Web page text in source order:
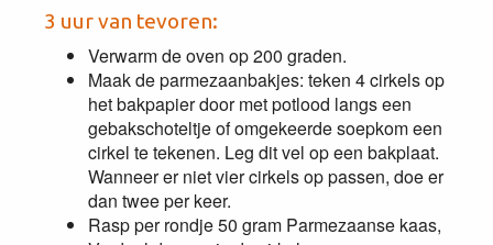
3 uur van tevoren:
Verwarm de oven op 200 graden.
Maak de parmezaanbakjes: teken 4 cirkels op
het bakpapier door met potlood langs een
gebakschoteltje of omgekeerde soepkom een
cirkel te tekenen. Leg dit vel op een bakplaat.
Wanneer er niet vier cirkels op passen, doe er
dan twee per keer.
Rasp per rondje 50 gram Parmezaanse kaas,